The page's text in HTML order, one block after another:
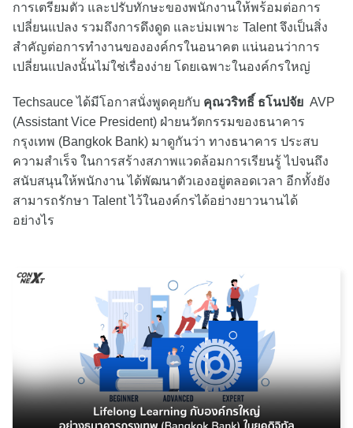
การเตรียมตัว และปรับทักษะของพนักงานให้พร้อมต่อการ
เปลี่ยนแปลง รวมถึงการดึงดูด และบ่มเพาะ Talent จึงเป็นสิ่ง
สำคัญต่อการทำงานขององค์กรในอนาคต แน่นอนว่าการ
เปลี่ยนแปลงนั้นไม่ใช่เรื่องง่าย โดยเฉพาะในองค์กรใหญ่
Techsauce ได้มีโอกาสนั่งพูดคุยกับ คุณวริทธิ์ ธโนปจัย AVP
(Assistant Vice President) ฝ่ายนวัตกรรมของธนาคาร
กรุงเทพ (Bangkok Bank) มาดูกันว่า ทางธนาคาร ประสบ
ความสำเร็จ ในการสร้างสภาพแวดล้อมการเรียนรู้ ไปจนถึง
สนับสนุนให้พนักงาน ได้พัฒนาตัวเองอยู่ตลอดเวลา อีกทั้งยัง
สามารถรักษา Talent ไว้ในองค์กรได้อย่างยาวนานได้
อย่างไร